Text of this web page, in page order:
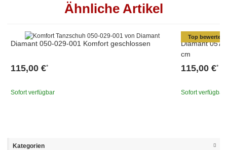
Ähnliche Artikel
Diamant 050-029-001 Komfort geschlossen
115,00 €*
Sofort verfügbar
Top bewertet
Diamant 057-
cm
115,00 €*
Sofort verfügbar
Kategorien